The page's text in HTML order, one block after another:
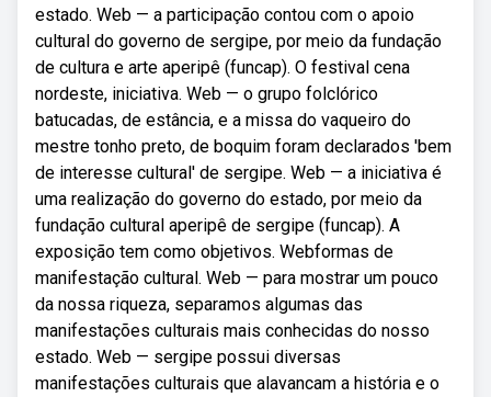
estado. Web — a participação contou com o apoio
cultural do governo de sergipe, por meio da fundação
de cultura e arte aperipê (funcap). O festival cena
nordeste, iniciativa. Web — o grupo folclórico
batucadas, de estância, e a missa do vaqueiro do
mestre tonho preto, de boquim foram declarados 'bem
de interesse cultural' de sergipe. Web — a iniciativa é
uma realização do governo do estado, por meio da
fundação cultural aperipê de sergipe (funcap). A
exposição tem como objetivos. Webformas de
manifestação cultural. Web — para mostrar um pouco
da nossa riqueza, separamos algumas das
manifestações culturais mais conhecidas do nosso
estado. Web — sergipe possui diversas
manifestações culturais que alavancam a história e o